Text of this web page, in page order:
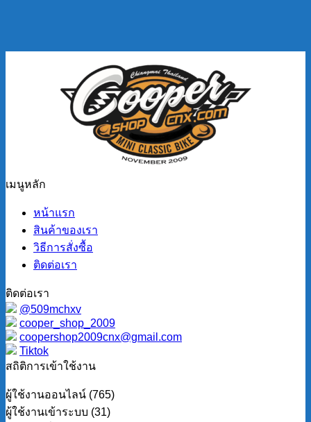
เมนูหลัก
หน้าแรก
สินค้าของเรา
วิธีการสั่งซื้อ
ติดต่อเรา
ติดต่อเรา
@509mchxv
cooper_shop_2009
coopershop2009cnx@gmail.com
Tiktok
สถิติการเข้าใช้งาน
ผู้ใช้งานออนไลน์ (765)
ผู้ใช้งานเข้าระบบ (31)